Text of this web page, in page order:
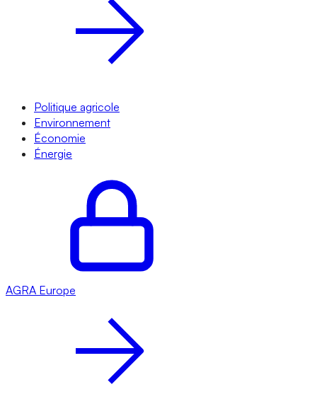
Politique agricole
Environnement
Économie
Énergie
AGRA Europe